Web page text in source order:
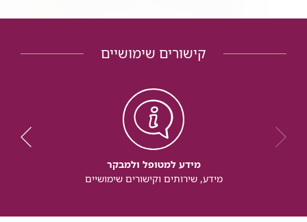
קישורים שימושיים
מידע למטופל ולמבקר
מידע, שירותים וקישורים שימושיים